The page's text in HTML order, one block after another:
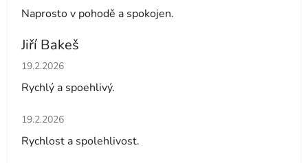
Naprosto v pohodě a spokojen.
Jiří Bakeš
Hodnocení obchodu je 5 z 5 hvězdiček.
19.2.2026
Rychlý a spoehlivý.
Hodnocení obchodu je 5 z 5 hvězdiček.
19.2.2026
Rychlost a spolehlivost.